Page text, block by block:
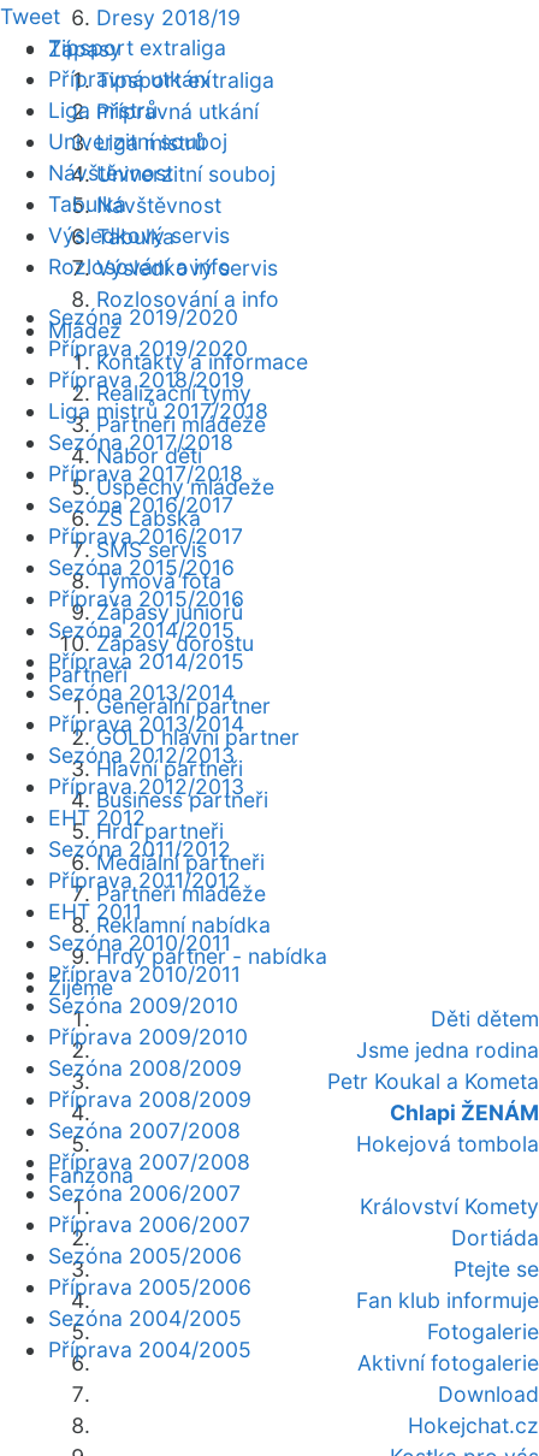
Dresy 2018/19
Zápasy
Tipsport extraliga
Přípravná utkání
Liga mistrů
Univerzitní souboj
Návštěvnost
Tabulka
Výsledkový servis
Rozlosování a info
Mládež
Kontakty a informace
Realizační týmy
Partneři mládeže
Nábor dětí
Úspěchy mládeže
ZŠ Labská
SMS servis
Týmová fota
Zápasy juniorů
Zápasy dorostu
Partneři
Generální partner
GOLD hlavní partner
Hlavní partneři
Business partneři
Hrdí partneři
Mediální partneři
Partneři mládeže
Reklamní nabídka
Hrdý partner - nabídka
Žijeme
Děti dětem
Jsme jedna rodina
Petr Koukal a Kometa
Chlapi ŽENÁM
Hokejová tombola
Fanzóna
Království Komety
Dortiáda
Ptejte se
Fan klub informuje
Fotogalerie
Aktivní fotogalerie
Download
Hokejchat.cz
Tweet
Tipsport extraliga
Přípravná utkání
Liga mistrů
Univerzitní souboj
Návštěvnost
Tabulka
Výsledkový servis
Rozlosování a info
Sezóna 2019/2020
Příprava 2019/2020
Příprava 2018/2019
Liga mistrů 2017/2018
Sezóna 2017/2018
Příprava 2017/2018
Sezóna 2016/2017
Příprava 2016/2017
Sezóna 2015/2016
Příprava 2015/2016
Sezóna 2014/2015
Příprava 2014/2015
Sezóna 2013/2014
Příprava 2013/2014
Sezóna 2012/2013
Příprava 2012/2013
EHT 2012
Sezóna 2011/2012
Příprava 2011/2012
EHT 2011
Sezóna 2010/2011
Příprava 2010/2011
Sezóna 2009/2010
Příprava 2009/2010
Sezóna 2008/2009
Příprava 2008/2009
Sezóna 2007/2008
Příprava 2007/2008
Sezóna 2006/2007
Příprava 2006/2007
Sezóna 2005/2006
Příprava 2005/2006
Sezóna 2004/2005
Příprava 2004/2005